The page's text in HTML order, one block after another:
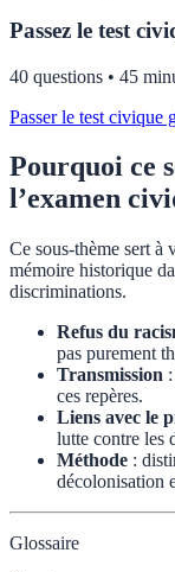
Passez le test
40 questions • 45
Passer le test civique
Pourquoi ce
l’examen
Ce sous-thème sert à
mémoire historique
discriminations.
Refus du
pas purement
Transmission
ces repères.
Liens avec le
lutte contre les
Méthode :
décolonisation
Glossaire